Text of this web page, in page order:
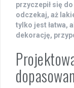
przyczepił się
odczekaj, aż
tylko jest łatwa,
dekorację,